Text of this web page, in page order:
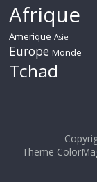
Afrique
Amerique Asie
Europe Monde
Tchad
Theme